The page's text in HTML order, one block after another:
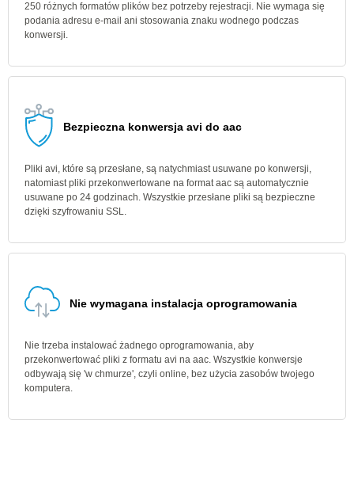
250 różnych formatów plików bez potrzeby rejestracji. Nie wymaga się
podania adresu e-mail ani stosowania znaku wodnego podczas
konwersji.
Bezpieczna konwersja avi do aac
Pliki avi, które są przesłane, są natychmiast usuwane po konwersji,
natomiast pliki przekonwertowane na format aac są automatycznie
usuwane po 24 godzinach. Wszystkie przesłane pliki są bezpieczne
dzięki szyfrowaniu SSL.
Nie wymagana instalacja oprogramowania
Nie trzeba instalować żadnego oprogramowania, aby
przekonwertować pliki z formatu avi na aac. Wszystkie konwersje
odbywają się 'w chmurze', czyli online, bez użycia zasobów twojego
komputera.